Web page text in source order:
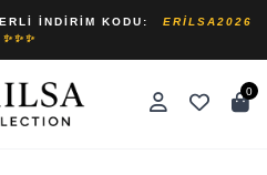
İNDIRIM KODU:
ERILSA2026
✨✨✨
0